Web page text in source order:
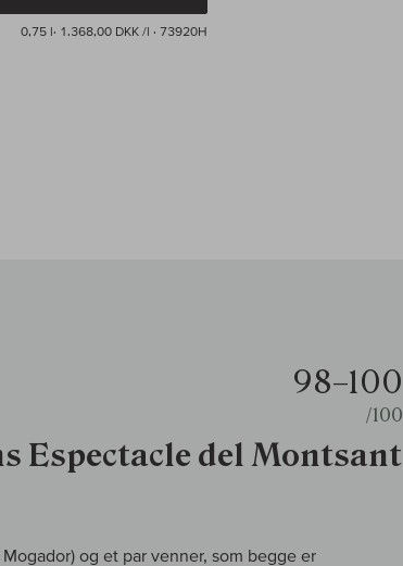
0,75 l· 1.368,00 DKK /l · 73920H
Espectacle del Montsant
98–100
/100
og et par venner, som begge er